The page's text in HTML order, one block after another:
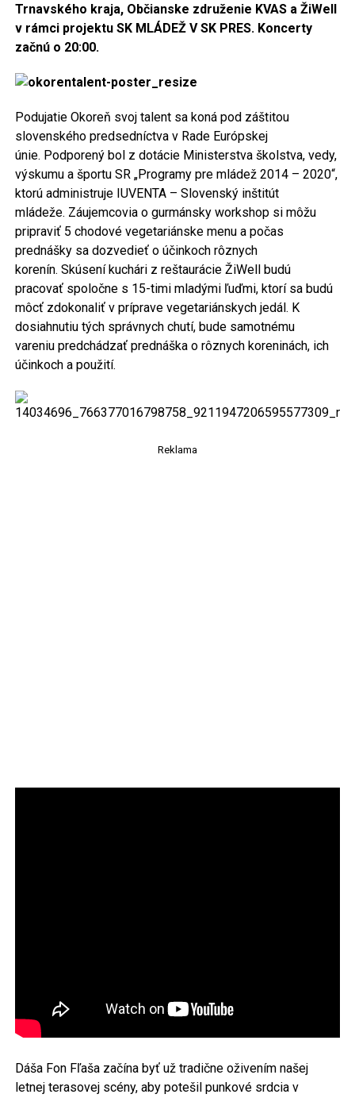
Trnavského kraja, Občianske združenie KVAS a ŽiWell
v rámci projektu SK MLÁDEŽ V SK PRES. Koncerty
začnú o 20:00.
Podujatie Okoreň svoj talent sa koná pod záštitou
slovenského predsedníctva v Rade Európskej
únie. Podporený bol z dotácie Ministerstva školstva, vedy,
výskumu a športu SR „Programy pre mládež 2014 – 2020“,
ktorú administruje IUVENTA – Slovenský inštitút
mládeže. Záujemcovia o gurmánsky workshop si môžu
pripraviť 5 chodové vegetariánske menu a počas
prednášky sa dozvedieť o účinkoch rôznych
korenín. Skúsení kuchári z reštaurácie ŽiWell budú
pracovať spoločne s 15-timi mladými ľuďmi, ktorí sa budú
môcť zdokonaliť v príprave vegetariánskych jedál. K
dosiahnutiu tých správnych chutí, bude samotnému
vareniu predchádzať prednáška o rôznych koreninách, ich
účinkoch a použití.
Reklama
Dáša Fon Fľaša začína byť už tradične oživením našej
letnej terasovej scény, aby potešil punkové srdcia v